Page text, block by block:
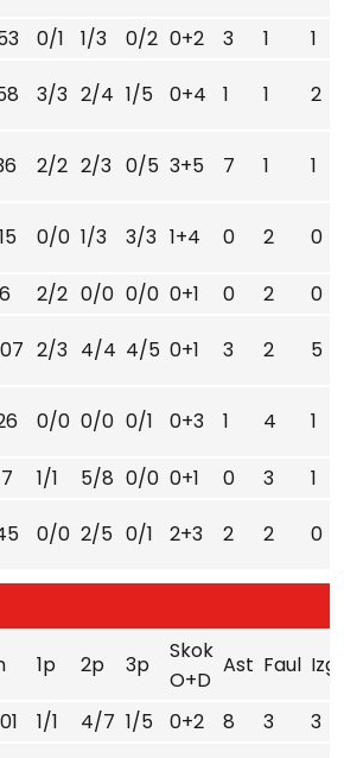
0/1 1/3 0/2 0+2 3 1
1
3/3 2/4 1/5 0+4 1 1 2
2/2 2/3 0/5 3+5 7 1 1
0/0 1/3 3/3 1+4 0 2 0
2/2 0/0 0/0 0+1 0 2
0
2/3 4/4 4/5 0+1 3 2 5
0/0 0/0 0/1 0+3 1 4 1
1/1 5/8 0/0 0+1 0 3
1
0/0 2/5 0/1 2+3 2 2 0
1p 2p 3p
Skok
O+D
Ast Faul Izg
1/1 4/7 1/5 0+2 8 3
3